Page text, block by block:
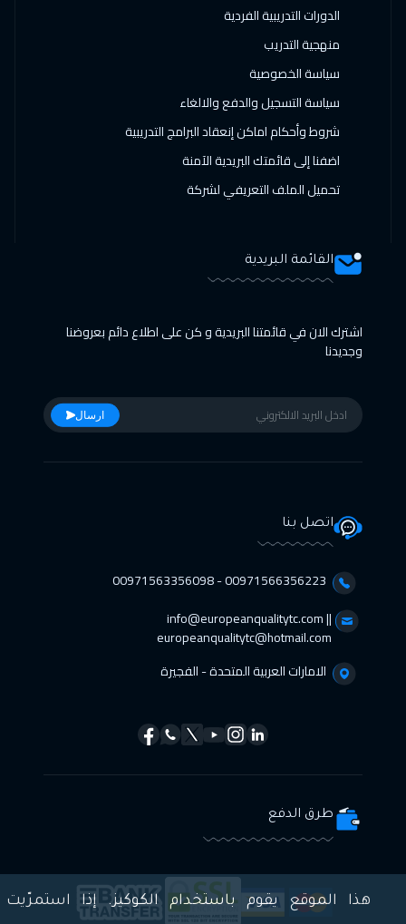
الدورات التدريبية الفردية
منهجية التدريب
سياسة الخصوصية
سياسة التسجيل والدفع والالغاء
شروط وأحكام اماكن إنعقاد البرامج التدريبية
اضفنا إلى قائمتك البريدية الآمنة
تحميل الملف التعريفي لشركة
القائمة البريدية
اشترك الان في قائمتنا البريدية و كن على اطلاع دائم بعروضنا
وجديدنا
ارسال
اتصل بنا
00971566356223 - 00971563356098⁩
info@europeanqualitytc.com ||
europeanqualitytc@hotmail.com
الامارات العربية المتحدة - الفجيرة
طرق الدفع
هذا الموقع يقوم باستخدام الكوكيز. إذا استمرّيت